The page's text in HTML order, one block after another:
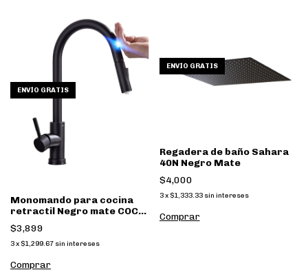
ENVÍO GRATIS
Monomando para cocina
retractil Negro mate COC-
01N
$3,899
3x $1,299.67 sin intereses
ENVÍO GRATIS
Regadera de baño Sahara
40N Negro Mate
$4,000
3 x $1,333.33 sin intereses
Comprar